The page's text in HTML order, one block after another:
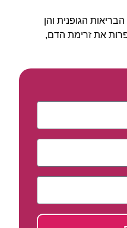
הגופנית והן
את זרימת הדם,